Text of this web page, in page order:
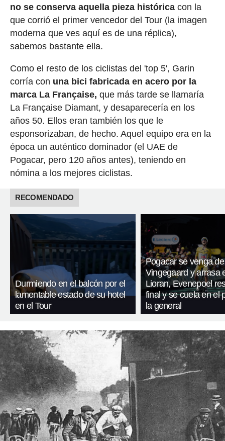
no se conserva aquella pieza históricacon la
que corrió el primer vencedor del Tour (la imagen
moderna que ves aquí es de una réplica),
sabemos bastante ella.
Como el resto de los ciclistas del 'top 5', Garin
corría con una bici fabricada en acero por la
marca La Française, que más tarde se llamaría
La Française Diamant, y desaparecería en los
años 50. Ellos eran también los que le
esponsorizaban, de hecho. Aquel equipo era en la
época un auténtico dominador (el UAE de
Pogacar, pero 120 años antes), teniendo en
nómina a los mejores ciclistas.
RECOMENDADO
Durmiendo en el balcón por el
lamentable estado de su hotel
en el Tour
Pogacar se venga de
Vingegaard y arrasa
Lioran, Evenepoel
final y se cuela en el
la general